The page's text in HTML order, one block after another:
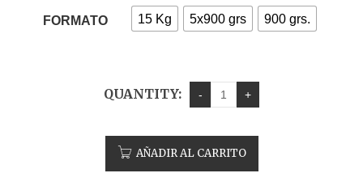
FORMATO 15 Kg 5x900 grs 900 grs.
QUANTITY:
AÑADIR AL CARRITO